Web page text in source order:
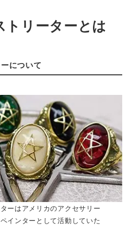
トリーターとは
について
ーはアメリカのアクセサリー
インターとして活動していた